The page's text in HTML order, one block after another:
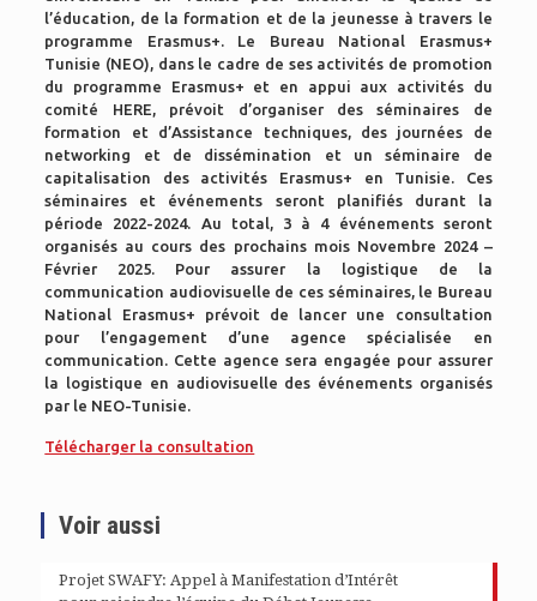
l’éducation, de la formation et de la jeunesse à travers le
programme Erasmus+. Le Bureau National Erasmus+
Tunisie (NEO), dans le cadre de ses activités de promotion
du programme Erasmus+ et en appui aux activités du
comité HERE, prévoit d’organiser des séminaires de
formation et d’Assistance techniques, des journées de
networking et de dissémination et un séminaire de
capitalisation des activités Erasmus+ en Tunisie. Ces
séminaires et événements seront planifiés durant la
période 2022-2024. Au total, 3 à 4 événements seront
organisés au cours des prochains mois Novembre 2024 –
Février 2025. Pour assurer la logistique de la
communication audiovisuelle de ces séminaires, le Bureau
National Erasmus+ prévoit de lancer une consultation
pour l’engagement d’une agence spécialisée en
communication. Cette agence sera engagée pour assurer
la logistique en audiovisuelle des événements organisés
par le NEO-Tunisie.
Télécharger la consultation
Voir aussi
Projet SWAFY: Appel à Manifestation d’Intérêt